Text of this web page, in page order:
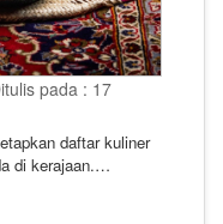
pada : 17
daftar kuliner
di kerajaan.
Narasi Hidangan